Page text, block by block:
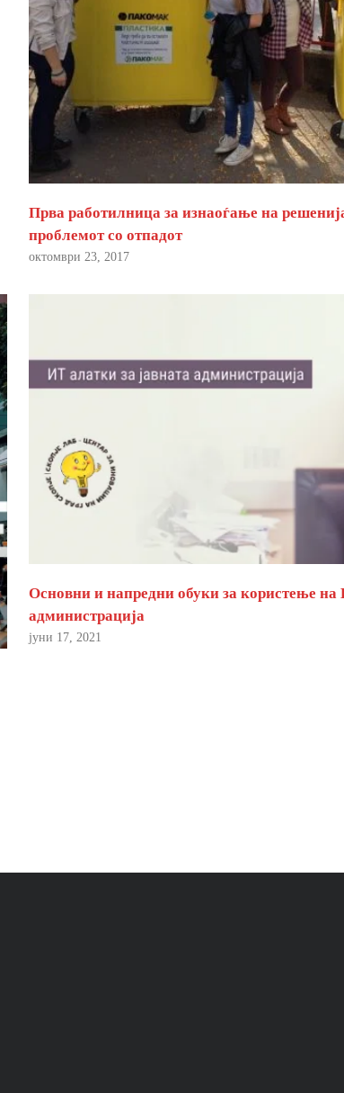
Прва работилница за изнаоѓање на
проблемот со отпадот
октомври 23, 2017
Основни и напредни обуки за користење на
администрација
јуни 17, 2021